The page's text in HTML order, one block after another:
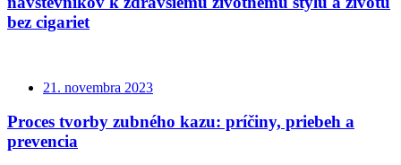
bez cigariet
21. novembra 2023
Proces tvorby zubného kazu: príčiny, priebeh a
prevencia